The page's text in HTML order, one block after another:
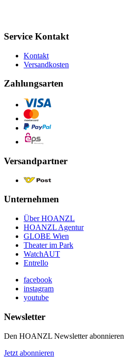
Service Kontakt
Kontakt
Versandkosten
Zahlungsarten
Versandpartner
Unternehmen
Über HOANZL
HOANZL Agentur
GLOBE Wien
Theater im Park
WatchAUT
Entrello
facebook
instagram
youtube
Newsletter
Den HOANZL Newsletter abonnieren
Jetzt abonnieren